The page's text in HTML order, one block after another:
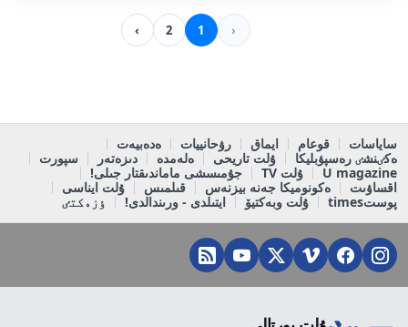
‹
1
2
›
ساياسات قوعام ايماق رۋحانييات
ەدەبيەت
ەكٸنشٸ رەسپۋبليكا
ۇلت تاريحى ەلەمدە دىزەتەر
سپورت
U magazine
ۇلت TV
جۇمىسشى ماماندىقتار جىلى!
اقساۋىت
ەكونوميكا جەنە بيزنەس قىلمىس
ۇلت ايناسى
پوستtimes
ۇلت وبەكتيۆ ايتىلدى - ورىندالدى! ٶزەكتٸ